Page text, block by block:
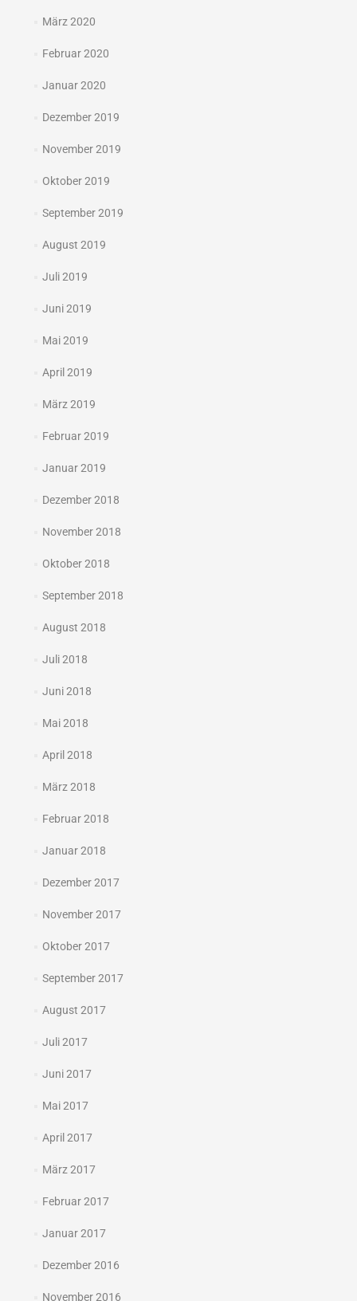
März 2020
Februar 2020
Januar 2020
Dezember 2019
November 2019
Oktober 2019
September 2019
August 2019
Juli 2019
Juni 2019
Mai 2019
April 2019
März 2019
Februar 2019
Januar 2019
Dezember 2018
November 2018
Oktober 2018
September 2018
August 2018
Juli 2018
Juni 2018
Mai 2018
April 2018
März 2018
Februar 2018
Januar 2018
Dezember 2017
November 2017
Oktober 2017
September 2017
August 2017
Juli 2017
Juni 2017
Mai 2017
April 2017
März 2017
Februar 2017
Januar 2017
Dezember 2016
November 2016